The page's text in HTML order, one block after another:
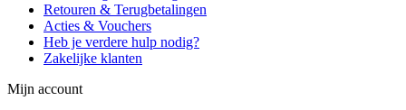
Retouren & Terugbetalingen
Acties & Vouchers
Heb je verdere hulp nodig?
Zakelijke klanten
Mijn account